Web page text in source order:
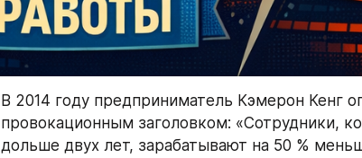
В 2014 году предприниматель Кэмерон Кенг
провокационным заголовком: «Сотрудники,
дольше двух лет, зарабатывают на 50 %